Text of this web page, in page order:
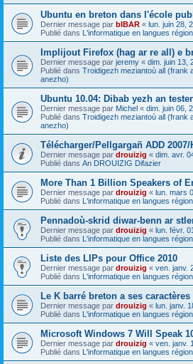
Ubuntu en breton dans l'école
Dernier message par bIBAR « lun. juin 28,
Publié dans L'informatique en langues
Implijout Firefox (hag ar re all) e
Dernier message par jeremy « dim. juin 13,
Publié dans Troidigezh meziantoù all (frank
anezho)
Ubuntu 10.04: Dibab yezh an
Dernier message par Michel « dim. juin 06,
Publié dans Troidigezh meziantoù all (frank
anezho)
Télécharger/Pellgargañ ADD 2007/
Dernier message par drouizig « dim. avr.
Publié dans An DROUIZIG Difazier
More Than 1 Billion Speakers of
Dernier message par drouizig « lun. mars
Publié dans L'informatique en langues
Pennadoù-skrid diwar-benn ar
Dernier message par drouizig « lun. févr.
Publié dans L'informatique en langues
Liste des LIPs pour Office 2010
Dernier message par drouizig « ven. janv.
Publié dans L'informatique en langues
Le K barré breton a ses
Dernier message par drouizig « lun. janv.
Publié dans L'informatique en langues
Microsoft Windows 7 Will Speak
Dernier message par drouizig « ven. janv.
Publié dans L'informatique en langues